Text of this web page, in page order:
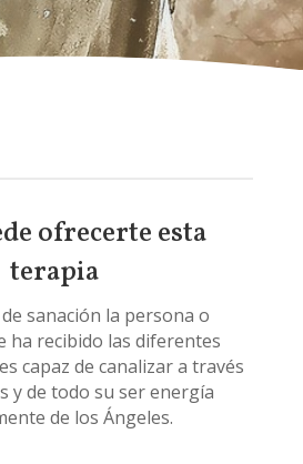
ofrecerte esta
terapia
sanación la persona o
ha recibido las diferentes
capaz de canalizar a través
y de todo su ser energía
de los Ángeles.